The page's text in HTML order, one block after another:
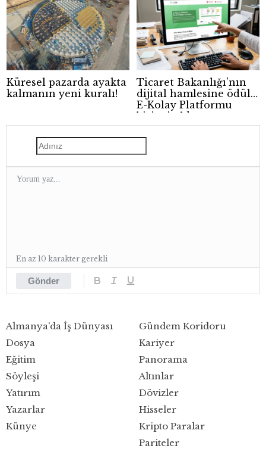
Küresel pazarda ayakta
kalmanın yeni kuralı!
Ticaret Bakanlığı’nın
dijital hamlesine ödül:
E-Kolay Platformu
birinci oldu
Gönder
En az 10 karakter gerekli
Almanya’da İş Dünyası
Dosya
Eğitim
Gündem Koridoru
Kariyer
Panorama
Söyleşi
Yatırım
Yazarlar
Künye
Altınlar
Dövizler
Hisseler
Kripto Paralar
Pariteler